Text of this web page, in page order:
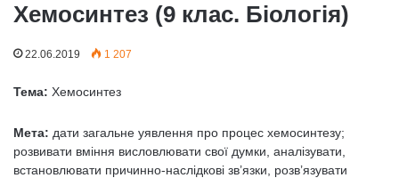
Хемосинтез (9 клас. Біологія)
22.06.2019 1 207
Тема: Хемосинтез
Мета: дати загальне уявлення про процес хемосинтезу;
розвивати вміння висловлювати свої думки, аналізувати,
встановлювати причинно-наслідкові зв’язки, розв’язувати